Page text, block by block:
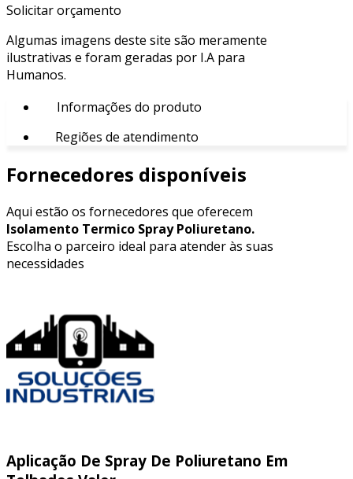
Solicitar orçamento
Algumas imagens deste site são meramente
ilustrativas e foram geradas por I.A para
Humanos.
Informações do produto
Regiões de atendimento
Fornecedores disponíveis
Aqui estão os fornecedores que oferecem
Isolamento Termico Spray Poliuretano.
Escolha o parceiro ideal para atender às suas
necessidades
Aplicação De Spray De Poliuretano Em